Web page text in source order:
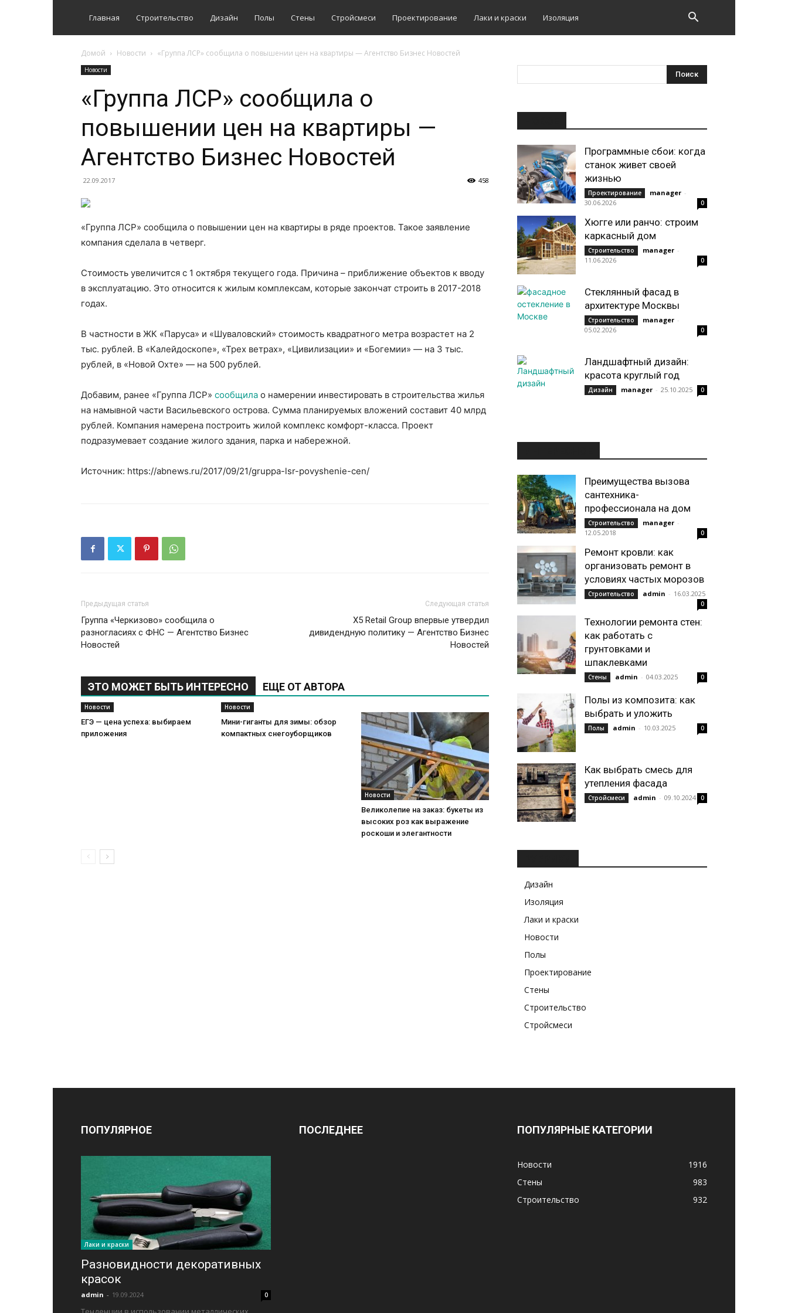
Главная Строительство Дизайн Полы Стены Стройсмеси Проектирование Лаки и краски Изоляция
Домой Новости «Группа ЛСР» сообщила о повышении цен на квартиры — Агентство Бизнес Новостей
Новости
«Группа ЛСР» сообщила о
повышении цен на квартиры —
Агентство Бизнес Новостей
22.09.2017 458
«Группа ЛСР» сообщила о повышении цен на квартиры в ряде проектов. Такое заявление
компания сделала в четверг.
Стоимость увеличится с 1 октября текущего года. Причина – приближение объектов к вводу
в эксплуатацию. Это относится к жилым комплексам, которые закончат строить в 2017-2018
годах.
В частности в ЖК «Паруса» и «Шуваловский» стоимость квадратного метра возрастет на 2
тыс. рублей. В «Калейдоскопе», «Трех ветрах», «Цивилизации» и «Богемии» — на 3 тыс.
рублей, в «Новой Охте» — на 500 рублей.
Добавим, ранее «Группа ЛСР» сообщила о намерении инвестировать в строительства жилья
на намывной части Васильевского острова. Сумма планируемых вложений составит 40 млрд
рублей. Компания намерена построить жилой комплекс комфорт-класса. Проект
подразумевает создание жилого здания, парка и набережной.
Источник: https://abnews.ru/2017/09/21/gruppa-lsr-povyshenie-cen/
Предыдущая статья
Группа «Черкизово» сообщила о
разногласиях с ФНС — Агентство Бизнес
Новостей
Следующая статья
Х5 Retail Group впервые утвердил
дивидендную политику — Агентство Бизнес
Новостей
ЭТО МОЖЕТ БЫТЬ ИНТЕРЕСНО ЕЩЕ ОТ АВТОРА
Новости
ЕГЭ — цена успеха: выбираем
приложения
Новости
Мини-гиганты для зимы: обзор
компактных снегоуборщиков
Новости
Великолепие на заказ: букеты из
высоких роз как выражение
роскоши и элегантности
Программные сбои: когда
станок живет своей
жизнью
Проектирование manager -
30.06.2026
0
Хюгге или ранчо: строим
каркасный дом
Строительство manager -
11.06.2026
0
Стеклянный фасад в
архитектуре Москвы
Строительство manager -
05.02.2026
0
Ландшафтный дизайн:
красота круглый год
Дизайн manager - 25.10.2025 0
Преимущества вызова
сантехника-
профессионала на дом
Строительство manager -
12.05.2018
0
Ремонт кровли: как
организовать ремонт в
условиях частых морозов
Строительство admin - 16.03.2025
0
Технологии ремонта стен:
как работать с
грунтовками и
шпаклевками
Стены admin - 04.03.2025 0
Полы из композита: как
выбрать и уложить
Полы admin - 10.03.2025 0
Как выбрать смесь для
утепления фасада
Стройсмеси admin - 09.10.2024 0
Дизайн
Изоляция
Лаки и краски
Новости
Полы
Проектирование
Стены
Строительство
Стройсмеси
ПОПУЛЯРНОЕ
Лаки и краски
Разновидности декоративных
красок
admin - 19.09.2024 0
ПОСЛЕДНЕЕ ПОПУЛЯРНЫЕ КАТЕГОРИИ
Новости
1916
Стены
983
Строительство
932